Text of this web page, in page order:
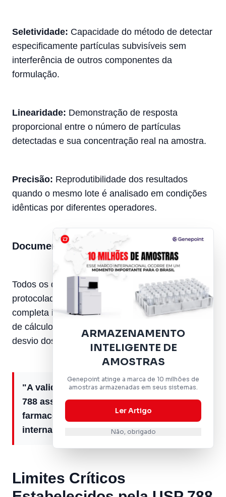
ARMAZENAMENTO
INTELIGENTE DE
AMOSTRAS
Genepoint atinge a marca de 10 milhões de
amostras armazenadas em seus sistemas.
Ler Artigo
Não, obrigado
Seletividade: Capacidade do método de detectar
especificamente partículas subvisíveis sem
interferência de outros componentes da
formulação.
Linearidade: Demonstração de resposta
proporcional entre o número de partículas
detectadas e sua concentração real na amostra.
Precisão: Reprodutibilidade dos resultados
quando o mesmo lote é analisado em condições
idênticas por diferentes operadores.
Documentação Regulatória
Todos os dados de validação USP 788 devem ser
protocolados junto à
com documentação
completa incluindo protocolos, relatórios, fórmulas
de cálculo e justificativas técnicas para qualquer
desvio dos critérios estabelecidos.
"A validação completa de métodos USP
788 assegura que laboratórios
farmacêuticos mantenham padrões
internacionais de qualidade e segurança."
Limites Críticos